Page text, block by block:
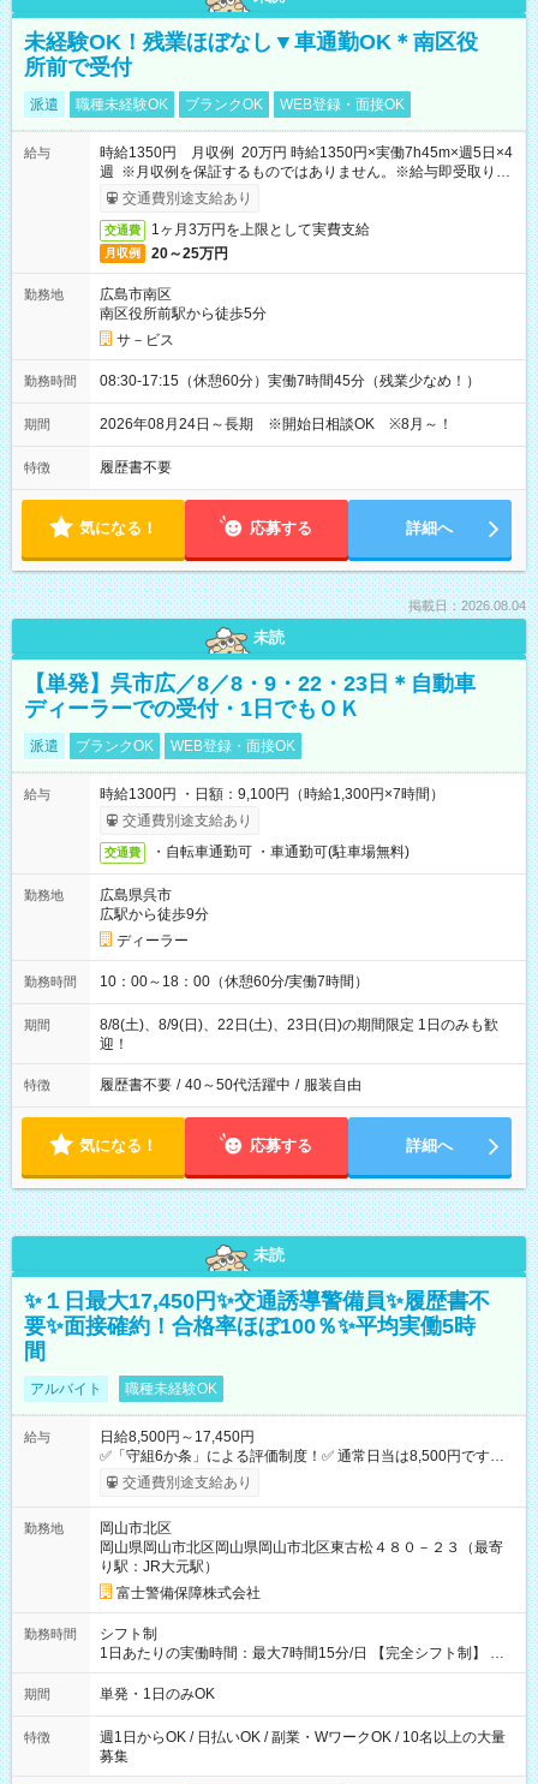
未経験OK！残業ほぼなし▼車通勤OK＊南区役
所前で受付
派遣 職種未経験OK ブランクOK WEB登録・面接OK
給与
時給1350円 月収例 20万円 時給1350円×実働7h45m×週5日×4
週 ※月収例を保証するものではありません。※給与即受取りサ
ービス利用可（利用条件有）
交通費別途支給あり
交通費 1ヶ月3万円を上限として実費支給
月収例 20～25万円
勤務地
広島市南区
南区役所前駅から徒歩5分
サ－ビス
勤務時間 08:30-17:15（休憩60分）実働7時間45分（残業少なめ！）
期間 2026年08月24日～長期 ※開始日相談OK ※8月～！
特徴 履歴書不要
気になる！ 応募する 詳細へ
掲載日：2026.08.04
未読
【単発】呉市広／8／8・9・22・23日＊自動車
ディーラーでの受付・1日でもＯＫ
派遣 ブランクOK WEB登録・面接OK
給与
時給1300円 ・日額：9,100円（時給1,300円×7時間）
交通費別途支給あり
交通費 ・自転車通勤可 ・車通勤可(駐車場無料)
勤務地
広島県呉市
広駅から徒歩9分
ディーラー
勤務時間 10：00～18：00（休憩60分/実働7時間）
期間
8/8(土)、8/9(日)、22日(土)、23日(日)の期間限定 1日のみも歓
迎！
特徴 履歴書不要 / 40～50代活躍中 / 服装自由
気になる！ 応募する 詳細へ
未読
✨１日最大17,450円✨交通誘導警備員✨履歴書不
要✨面接確約！合格率ほぼ100％✨平均実働5時
間
アルバイト 職種未経験OK
給与
日給8,500円～17,450円
✅「守組6か条」による評価制度！✅ 通常日当は8,500円ですが
上記評価制度により「S級隊員」と認定されれば10,000円の日当
を支給します。 (1)上記勤務者が交通2級資格者の場合10,000円
14,375円 (3)上記現場が日祝深夜の場合 17,250円 (4)上記勤務
者が現場までの運転者の場合17,250+200円＝17,450円 -----------
------------------------------- *最高日当額 17,450円* （実働時間5
時間の場合、時給3,490円） ------------------------------------------ よ
り上位の資格取得やリーダー手当を取得すると ”さらに”加算さ
れます！ ※日当支給時振込手数料等は一切ありません。 【試用
期間】試用期間なし
交通費別途支給あり
勤務地
岡山市北区
岡山県岡山市北区岡山県岡山市北区東古松４８０－２３（最寄
り駅：JR大元駅）
富士警備保障株式会社
勤務時間
シフト制
1日あたりの実働時間：最大7時間15分/日 【完全シフト制】 例
(1) 8：00~17:00（休憩１h） 例(2) 13:00~16:00（早上がりでも
全額支給！） 例(3) 21:00~5:00（夜勤なら日当1.25倍！！）
期間 単発・1日のみOK
特徴
週1日からOK / 日払いOK / 副業・WワークOK / 10名以上の大量
募集